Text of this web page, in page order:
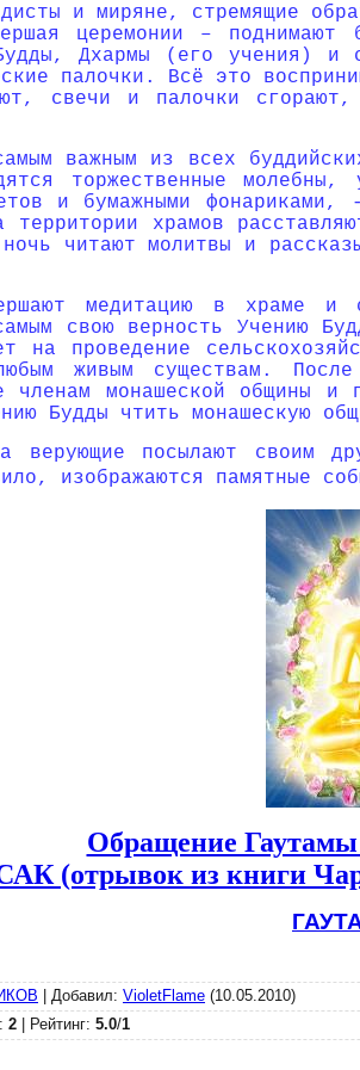
и миряне, стремящие
церемонии –
Дхармы (его учения) и
палочки. Всё это
свечи и палочки
важным из всех
торжественные
и бумажными
храмов
читают молитвы и
медитацию в храме и
свою верность Учению
на проведение
живым существам.
членам монашеской общины
Будды чтить монашескую
верующие посылают своим
изображаются памятные
Обращение Гаутамы
(отрывок из книги
Добавил: VioletFlame (10.05.2010)
: 2 Рейтинг: 5.0/1